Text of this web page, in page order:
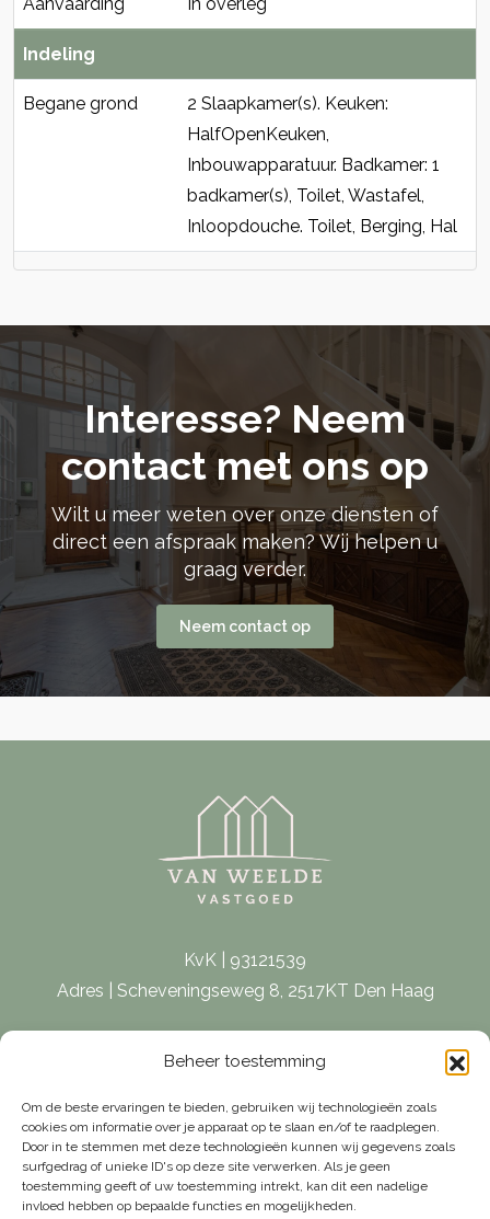
Beheer toestemming
Om de beste ervaringen te bieden, gebruiken wij technologieën zoals
cookies om informatie over je apparaat op te slaan en/of te raadplegen.
Door in te stemmen met deze technologieën kunnen wij gegevens zoals
surfgedrag of unieke ID's op deze site verwerken. Als je geen
toestemming geeft of uw toestemming intrekt, kan dit een nadelige
invloed hebben op bepaalde functies en mogelijkheden.
Indeling
Begane grond
2 Slaapkamer(s). Keuken:
HalfOpenKeuken,
Inbouwapparatuur. Badkamer: 1
badkamer(s), Toilet, Wastafel,
Inloopdouche. Toilet, Berging, Hal
Interesse? Neem
contact met ons op
Wilt u meer weten over onze diensten of
direct een afspraak maken? Wij helpen u
graag verder.
Neem contact op
KvK | 93121539
Adres | Scheveningseweg 8, 2517KT Den Haag
E-mail |[email protected]